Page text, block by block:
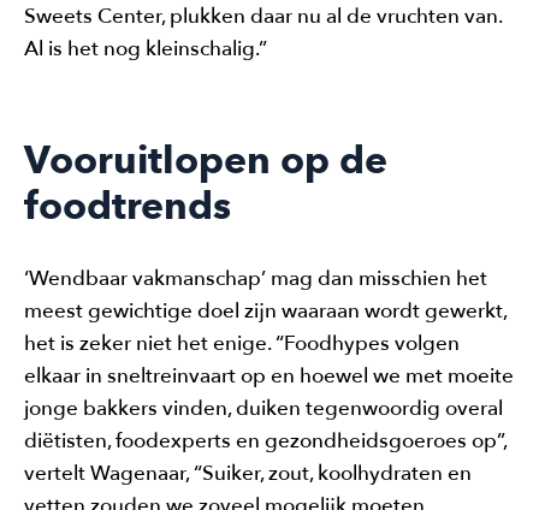
Sweets Center, plukken daar nu al de vruchten van.
Al is het nog kleinschalig.”
Vooruitlopen op de
foodtrends
‘Wendbaar vakmanschap’ mag dan misschien het
meest gewichtige doel zijn waaraan wordt gewerkt,
het is zeker niet het enige. “Foodhypes volgen
elkaar in sneltreinvaart op en hoewel we met moeite
jonge bakkers vinden, duiken tegenwoordig overal
diëtisten, foodexperts en gezondheidsgoeroes op”,
vertelt Wagenaar, “Suiker, zout, koolhydraten en